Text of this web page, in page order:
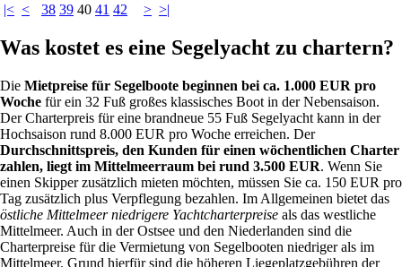
|< < 38 39 40 41 42 > >|
Was kostet es eine Segelyacht zu chartern?
Die Mietpreise für Segelboote beginnen bei ca. 1.000 EUR pro
Woche für ein 32 Fuß großes klassisches Boot in der Nebensaison.
Der Charterpreis für eine brandneue 55 Fuß Segelyacht kann in der
Hochsaison rund 8.000 EUR pro Woche erreichen. Der
Durchschnittspreis, den Kunden für einen wöchentlichen Charter
zahlen, liegt im Mittelmeerraum bei rund 3.500 EUR. Wenn Sie
einen Skipper zusätzlich mieten möchten, müssen Sie ca. 150 EUR pro
Tag zusätzlich plus Verpflegung bezahlen. Im Allgemeinen bietet das
östliche Mittelmeer niedrigere Yachtcharterpreise als das westliche
Mittelmeer. Auch in der Ostsee und den Niederlanden sind die
Charterpreise für die Vermietung von Segelbooten niedriger als im
Mittelmeer. Grund hierfür sind die höheren Liegeplatzgebühren der